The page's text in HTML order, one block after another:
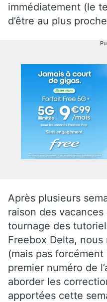
immédiatement (le
d’être au plus
Après plusieurs
raison des
tournage des
Freebox Delta,
(mais pas
premier numéro de
aborder les
apportées cette